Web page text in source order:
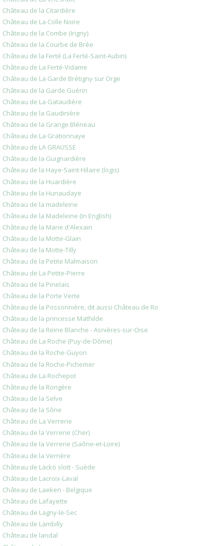
Château de la Citardière
Château de La Colle Noire
Château de la Combe (Irigny)
Château de la Courbe de Brée
Château de la Ferté (La Ferté-Saint-Aubin)
Château de La Ferté-Vidame
Château de La Garde Brétigny sur Orge
Château de la Garde Guérin
Château de La Gataudière
Château de la Gaudinière
Château de la Grange Bléneau
Château de La Grationnaye
Château de LA GRAUSSE
Château de la Guignardière
Château de la Haye-Saint-Hilaire (logis)
Château de la Huardière
Château de la Hunaudaye
Château de la madeleine
Château de la Madeleine (In English)
Château de la Marie d'Alexain
Château de la Motte-Glain
Château de la Motte-Tilly
Château de la Petite Malmaison
Château de La Petite-Pierre
Château de la Pinelais
Château de la Porte Verte
Château de la Possonnière, dit aussi Château de Ro
Château de la princesse Mathilde
Château de la Reine Blanche - Asnières-sur-Oise
Château de La Roche (Puy-de-Dôme)
Château de la Roche-Guyon
Château de la Roche-Pichemer
Château de La Rochepot
Château de la Rongère
Château de la Selve
Château de la Sône
Château de La Verrerie
Château de la Verrerie (Cher)
Château de la Verrerie (Saône-et-Loire)
Château de la Verrière
Château de Läckö slott - Suède
Château de Lacroix-Laval
Château de Laeken - Belgique
Château de Lafayette
Château de Lagny-le-Sec
Château de Lambilly
Château de landal